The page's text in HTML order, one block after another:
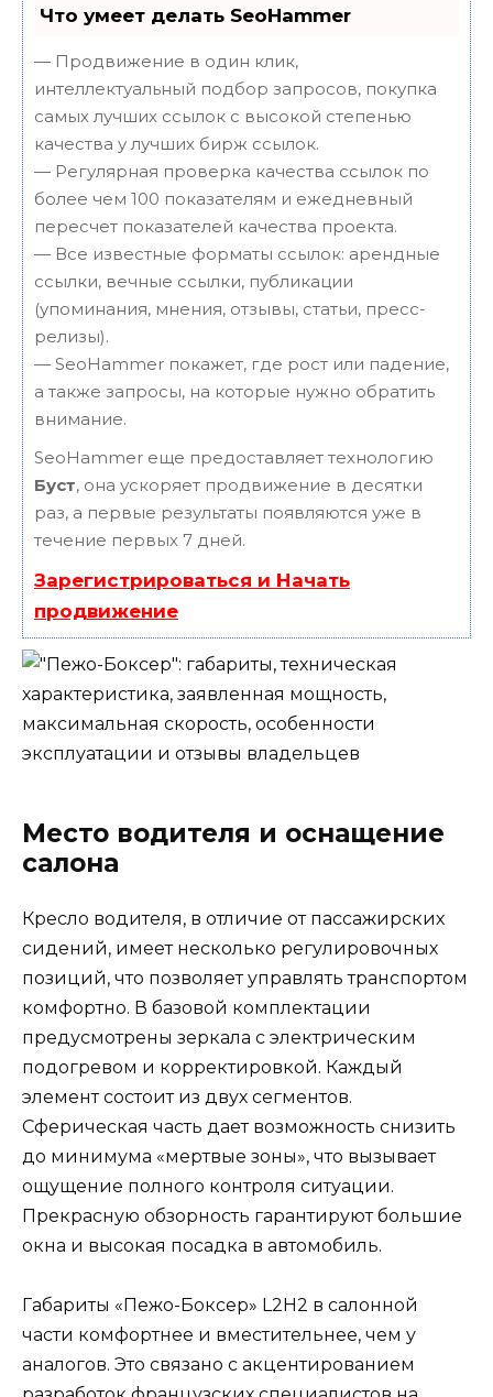
Что умеет делать SeoHammer
— Продвижение в один клик,
интеллектуальный подбор запросов, покупка
самых лучших ссылок с высокой степенью
качества у лучших бирж ссылок.
— Регулярная проверка качества ссылок по
более чем 100 показателям и ежедневный
пересчет показателей качества проекта.
— Все известные форматы ссылок: арендные
ссылки, вечные ссылки, публикации
(упоминания, мнения, отзывы, статьи, пресс-
релизы).
— SeoHammer покажет, где рост или падение,
а также запросы, на которые нужно обратить
внимание.
SeoHammer еще предоставляет технологию
Буст, она ускоряет продвижение в десятки
раз, а первые результаты появляются уже в
течение первых 7 дней.
Зарегистрироваться и Начать
продвижение
Место водителя и оснащение
салона
Кресло водителя, в отличие от пассажирских
сидений, имеет несколько регулировочных
позиций, что позволяет управлять транспортом
комфортно. В базовой комплектации
предусмотрены зеркала с электрическим
подогревом и корректировкой. Каждый
элемент состоит из двух сегментов.
Сферическая часть дает возможность снизить
до минимума «мертвые зоны», что вызывает
ощущение полного контроля ситуации.
Прекрасную обзорность гарантируют большие
окна и высокая посадка в автомобиль.
Габариты «Пежо-Боксер» L2H2 в салонной
части комфортнее и вместительнее, чем у
аналогов. Это связано с акцентированием